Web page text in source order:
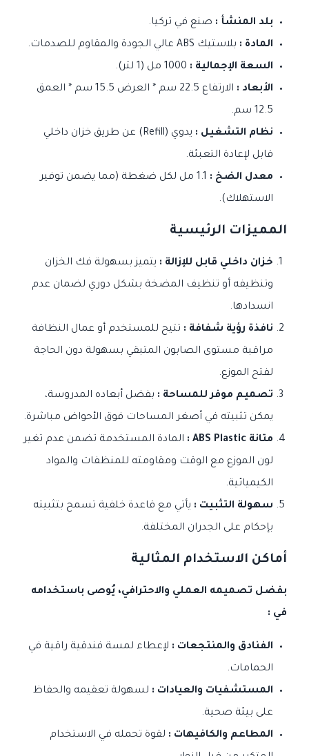
بلد المنشأ : صنع في تركيا.
المادة : بلاستيك ABS عالي الجودة والمقاوم للصدمات.
السعة الإجمالية :
الأبعاد :
الارتفاع 22.5 سم * العرض 15.5 سم * العمق
12.5 سم.
نظام التشغيل :
يدوي (Refill) عن طريق خزان داخلي
قابل لإعادة التعبئة.
معدل الضخ :
1.1 مل لكل ضغطة (مما يضمن توفير
الاستهلاك).
المميزات الرئيسية
خزان داخلي قابل للإزالة : يتميز بسهولة فك الخزان
وتنظيفه أو تنظيف المضخة بشكل دوري لضمان عدم
انسدادها.
نافذة رؤية شفافة : تتيح للمستخدم أو عمال النظافة
مراقبة مستوى الصابون المتبقي بسهولة دون الحاجة
لفتح الموزع.
تصميم موفر للمساحة : بفضل أبعاده المدروسة،
يمكن تثبيته في أصغر المساحات فوق الأحواض مباشرة.
متانة ABS Plastic :
المادة المستخدمة تضمن عدم تغير
لون الموزع مع الوقت ومقاومته للمنظفات والمواد
الكيميائية.
سهولة التثبيت : يأتي مع قاعدة خلفية تسمح بتثبيته
بإحكام على الجدران المختلفة.
أماكن الاستخدام المثالية
بفضل تصميمه العملي والاحترافي، يُوصى باستخدامه
في :
الفنادق والمنتجعات : لإعطاء لمسة فندقية راقية في
الحمامات.
المستشفيات والعيادات : لسهولة تعقيمه والحفاظ
على بيئة صحية.
المطاعم والكافيهات : لقوة تحمله في الاستخدام